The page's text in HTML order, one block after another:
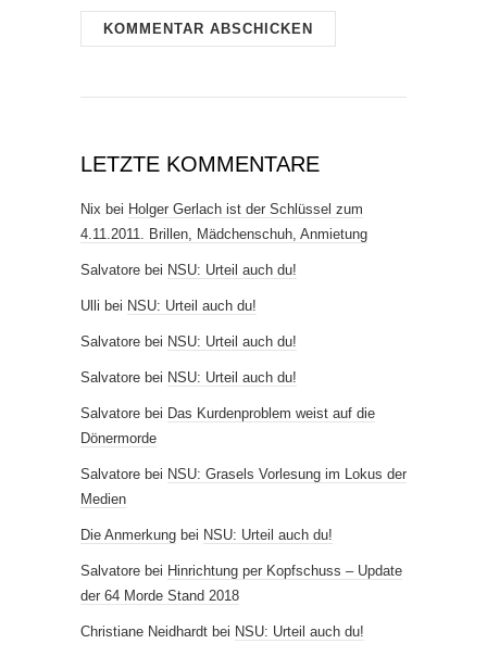
LETZTE KOMMENTARE
Nix bei Holger Gerlach ist der Schlüssel zum
4.11.2011. Brillen, Mädchenschuh, Anmietung
Salvatore bei NSU: Urteil auch du!
Ulli bei NSU: Urteil auch du!
Salvatore bei NSU: Urteil auch du!
Salvatore bei NSU: Urteil auch du!
Salvatore bei Das Kurdenproblem weist auf die
Dönermorde
Salvatore bei NSU: Grasels Vorlesung im Lokus der
Medien
Die Anmerkung bei NSU: Urteil auch du!
Salvatore bei Hinrichtung per Kopfschuss – Update
der 64 Morde Stand 2018
Christiane Neidhardt bei NSU: Urteil auch du!